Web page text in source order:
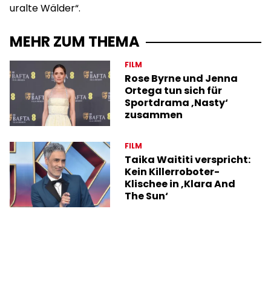
uralte Wälder“.
MEHR ZUM THEMA
FILM
Rose Byrne und Jenna
Ortega tun sich für
Sportdrama ‚Nasty‘
zusammen
FILM
Taika Waititi verspricht:
Kein Killerroboter-
Klischee in ‚Klara And
The Sun‘